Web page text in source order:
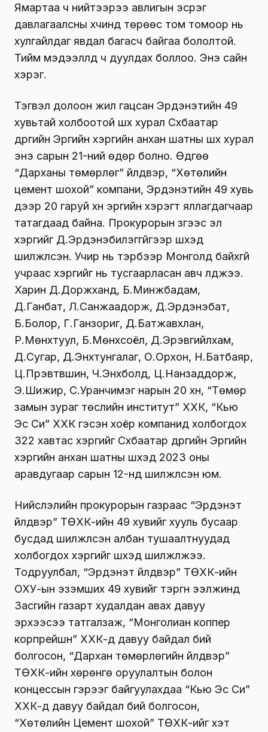
Ямартаа ч нийтээрээ авлигын эсрэг
давлагаалсны хүчинд төрөөс том томоор нь
хулгайлдаг явдал багасч байгаа бололтой.
Тийм мэдээллүүд ч дуулдах боллоо. Энэ сайн
хэрэг.
Тэгвэл долоон жил гацсан Эрдэнэтийн 49
хувьтай холбоотой шүүх хурал Сүхбаатар
дүүргийн Эрүүгийн хэргийн анхан шатны шүүх хурал
энэ сарын 21-ний өдөр болно. Өдгөө
“Дарханы төмөрлөг” үйлдвэр, “Хөтөлийн
цемент шохой” компани, Эрдэнэтийн 49 хувь
дээр 20 гаруй хүн эрүүгийн хэрэгт яллагдагчаар
татагдаад байна. Прокурорын зүгээс эл
хэргийг Д.Эрдэнэбилэггүйгээр шүүхэд
шилжүүлсэн. Учир нь тэрбээр Монголд байхгүй
учраас хэргийг нь тусгаарласан авч үлджээ.
Харин Д.Доржханд, Б.Минжбадам,
Д.Ганбат, Л.Санжаадорж, Д.Эрдэнэбат,
Б.Болор, Г.Ганзориг, Д.Батжавхлан,
Р.Мөнхтуул, Б.Мөнхсоёл, Д.Эрэвгийлхам,
Д.Сугар, Д.Энхтунгалаг, О.Орхон, Н.Батбаяр,
Ц.Пүрэвтүвшин, Ч.Энхболд, Ц.Нанзаддорж,
Э.Шижир, С.Уранчимэг нарын 20 хүн, “Төмөр
замын зураг төслийн институт” ХХК, “Кью
Эс Си” ХХК гэсэн хоёр компанид холбогдох
322 хавтас хэргийг Сүхбаатар дүүргийн Эрүүгийн
хэргийн анхан шатны шүүхэд 2023 оны
аравдугаар сарын 12-нд шилжүүлсэн юм.
Нийслэлийн прокурорын газраас “Эрдэнэт
үйлдвэр” ТӨХК-ийн 49 хувийг хууль бусаар
бусдад шилжүүлсэн албан тушаалтнуудад
холбогдох хэргийг шүүхэд шилжүүлжээ.
Тодруулбал, “Эрдэнэт үйлдвэр” ТӨХК-ийн
ОХУ-ын эзэмших 49 хувийг тэргүүн ээлжинд
Засгийн газарт худалдан авах давуу
эрхээсээ татгалзаж, “Монголиан коппер
корпрейшн” ХХК-д давуу байдал бий
болгосон, “Дархан төмөрлөгийн үйлдвэр”
ТӨХК-ийн хөрөнгө оруулалтын болон
концессын гэрээг байгуулахдаа “Кью Эс Си”
ХХК-д давуу байдал бий болгосон,
“Хөтөлийн Цемент шохой” ТӨХК-ийг хэт